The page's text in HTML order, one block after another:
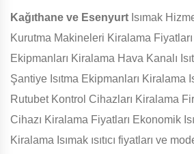
Kağıthane ve Esenyurt Isımak
Kurutma Makineleri Kiralama
Ekipmanları Kiralama Hava Kanalı
Şantiye Isıtma Ekipmanları Kiralama
Rutubet Kontrol Cihazları Kiralama
Cihazı Kiralama Fiyatları Ekonomik
Kiralama Isımak ısıtıcı fiyatları ve